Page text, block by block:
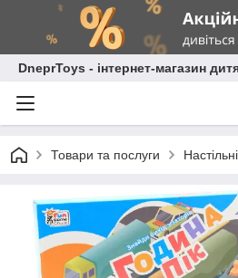
DneprToys - інтернет-магазин
Товари та послуги